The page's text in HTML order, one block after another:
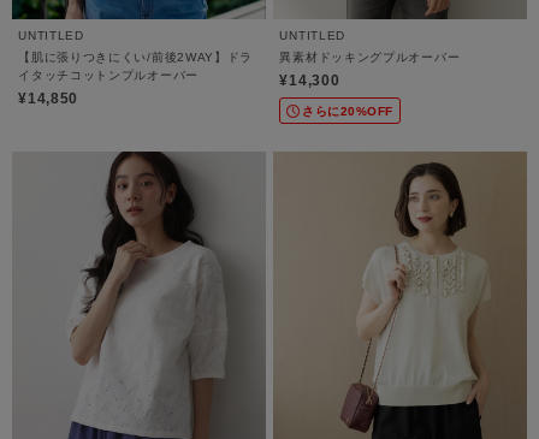
UNTITLED
【肌に張りつきにくい/前後2WAY】ドラ
イタッチコットンプルオーバー
¥14,850
UNTITLED
異素材ドッキングプルオーバー
¥14,300
さらに20%OFF